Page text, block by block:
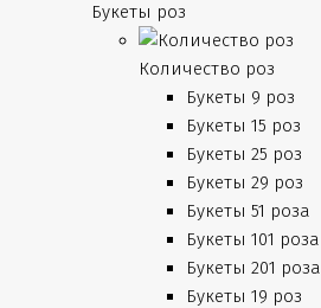
Букеты роз
Количество роз
Букеты 9 роз
Букеты 15 роз
Букеты 25 роз
Букеты 29 роз
Букеты 51 роза
Букеты 101 роза
Букеты 201 роза
Букеты 19 роз